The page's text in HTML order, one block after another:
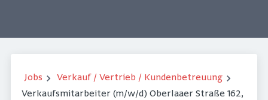
Jobs
Verkauf / Vertrieb / Kundenbetreuung
Verkaufsmitarbeiter (m/w/d) Oberlaaer Straße 162,